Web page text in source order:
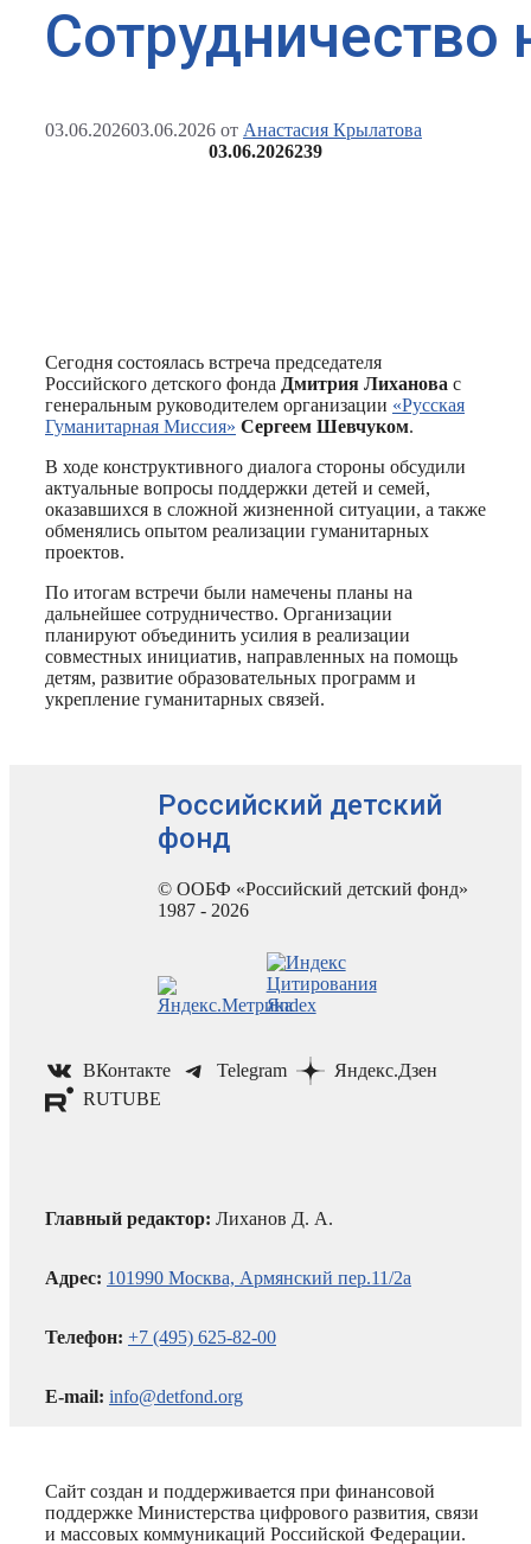
Сотрудничество
03.06.202603.06.2026 от Анастасия Крылатова
03.06.2026239
Сегодня состоялась встреча председателя
Российского детского фонда Дмитрия Лиханова с
генеральным руководителем организации «Русская
Гуманитарная Миссия» Сергеем Шевчуком.
В ходе конструктивного диалога стороны обсудили
актуальные вопросы поддержки детей и семей,
оказавшихся в сложной жизненной ситуации, а также
обменялись опытом реализации гуманитарных
проектов.
По итогам встречи были намечены планы на
дальнейшее сотрудничество. Организации
планируют объединить усилия в реализации
совместных инициатив, направленных на помощь
детям, развитие образовательных программ и
укрепление гуманитарных связей.
Российский детский
фонд
© ООБФ «Российский детский фонд»
1987 - 2026
ВКонтакте Telegram
Яндекс.Дзен
RUTUBE
Главный редактор: Лиханов Д. А.
Адрес: 101990 Москва, Армянский пер.11/2а
Телефон: +7 (495) 625-82-00
E-mail: info@detfond.org
Сайт создан и поддерживается при финансовой
поддержке Министерства цифрового развития, связи
и массовых коммуникаций Российской Федерации.